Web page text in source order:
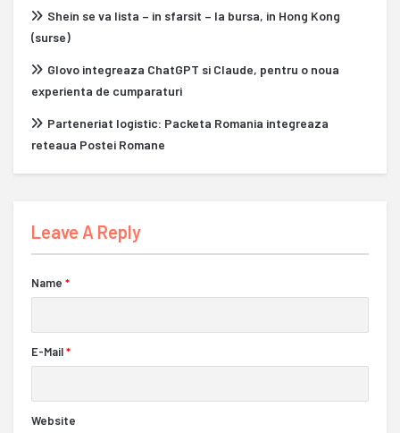
Shein se va lista – in sfarsit – la bursa, in Hong Kong
(surse)
Glovo integreaza ChatGPT si Claude, pentru o noua
experienta de cumparaturi
Parteneriat logistic: Packeta Romania integreaza
reteaua Postei Romane
Leave A Reply
Name *
E-Mail*
Website